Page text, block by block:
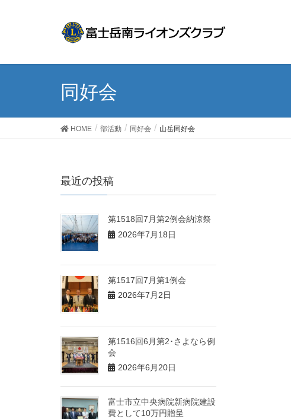
同好会
HOME 部活動 同好会 山岳同好会
最近の投稿
第1518回7月第2例会納涼祭
2026年7月18日
第1517回7月第1例会
2026年7月2日
第1516回6月第2･さよなら例
会
2026年6月20日
富士市立中央病院新病院建設
費として10万円贈呈